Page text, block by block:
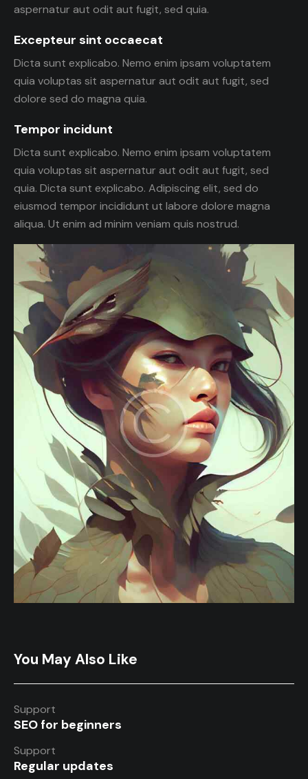
aspernatur aut odit aut fugit, sed quia.
Excepteur sint occaecat
Dicta sunt explicabo. Nemo enim ipsam voluptatem
quia voluptas sit aspernatur aut odit aut fugit, sed
dolore sed do magna quia.
Tempor incidunt
Dicta sunt explicabo. Nemo enim ipsam voluptatem
quia voluptas sit aspernatur aut odit aut fugit, sed
quia. Dicta sunt explicabo. Adipiscing elit, sed do
eiusmod tempor incididunt ut labore dolore magna
aliqua. Ut enim ad minim veniam quis nostrud.
You May Also Like
Support
SEO for beginners
Support
Regular updates